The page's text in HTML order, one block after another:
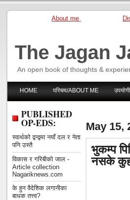
About me
The Jagan
An open book of thoughts &
HOME परिचय/ABOUT ME
PUBLISHED
OP-EDS:
स्वार्थको द्वन्द्वमा नयाँ दल र नेता
पनि उस्तै
विकास र गरिबीको जाल -
Article collection
Nagariknews.com
के हुन वैदेशिक लगानीका
बाधक तत्त्व?
May 15,
भुकम्प
नसके